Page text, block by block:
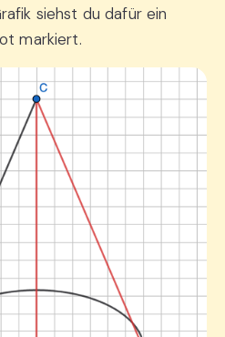
siehst du dafür ein
markiert.